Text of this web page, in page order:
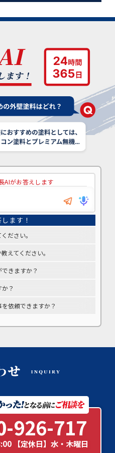
AIがお答えします
ださい。
えてください。
きますか？
？
依頼できますか？
926-717
【定休日】水・木曜日